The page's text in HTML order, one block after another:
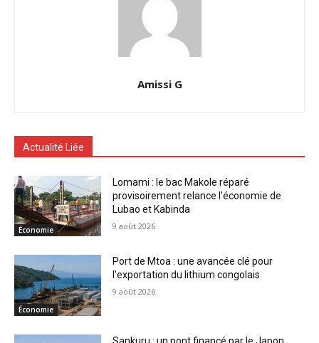
Amissi G
Actualité Liée
Économie
Lomami : le bac Makole réparé
provisoirement relance l’économie de
Lubao et Kabinda
9 août 2026
Économie
Port de Mtoa : une avancée clé pour
l’exportation du lithium congolais
9 août 2026